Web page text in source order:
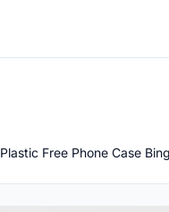
Plastic Free Phone Case